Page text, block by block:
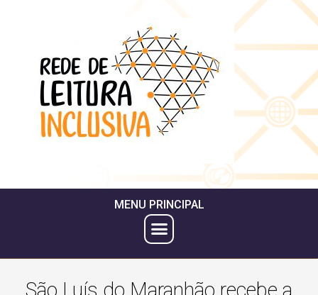
MENU PRINCIPAL
São Luís do Maranhão recebe a